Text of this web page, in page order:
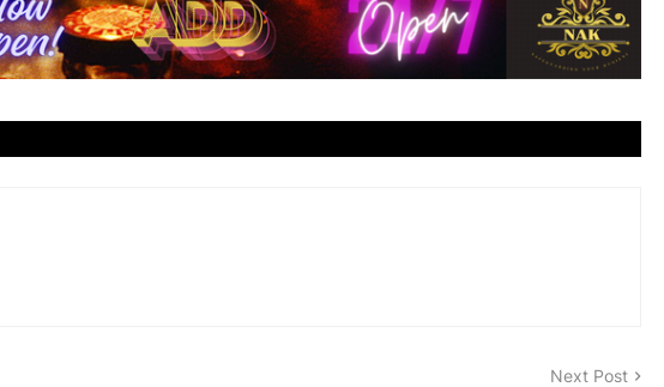
Next Post